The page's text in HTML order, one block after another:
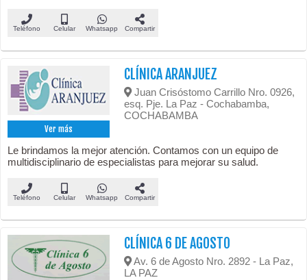
Teléfono Celular Whatsapp Compartir
Ver más
CLÍNICA ARANJUEZ
Juan Crisóstomo Carrillo Nro. 0926,
esq. Pje. La Paz - Cochabamba,
COCHABAMBA
Le brindamos la mejor atención. Contamos con un equipo de
multidisciplinario de especialistas para mejorar su salud.
Teléfono Celular Whatsapp Compartir
CLÍNICA 6 DE AGOSTO
Av. 6 de Agosto Nro. 2892 - La Paz,
LA PAZ